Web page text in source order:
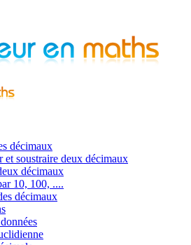
décimaux
et soustraire deux décimaux
décimaux
10, 100, ....
décimaux